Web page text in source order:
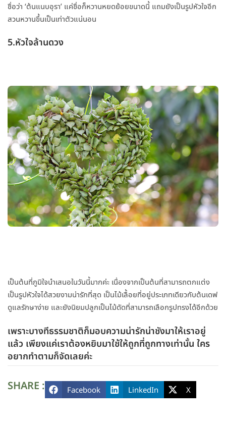
ชื่อว่า ‘ต้นแนบอุรา’ แค่ชื่อก็หวานหยดย้อยขนาดนี้ แถมยังเป็นรูปหัวใจอีก
สวนหวานขึ้นเป็นเท่าตัวแน่นอน
5.หัวใจล้านดวง
เป็นต้นที่ภูมิใจนำเสนอในวันนี้มากค่ะ เนื่องจากเป็นต้นที่สามารถตกแต่ง
เป็นรูปหัวใจได้สวยงามน่ารักที่สุด เป็นไม้เลื้อยที่อยู่ประเภทเดียวกับต้นเดฟ
ดูแลรักษาง่าย และยังนิยมปลูกเป็นไม้ดัดที่สามารถเลือกรูปทรงได้อีกด้วย
เพราะบางทีธรรมชาติก็มอบความน่ารักน่าชังมาให้เราอยู่
แล้ว เพียงแค่เราต้องหยิบมาใช้ให้ถูกที่ถูกทางเท่านั้น ใคร
อยากทำตามก็จัดเลยค่ะ
SHARE : Facebook LinkedIn X